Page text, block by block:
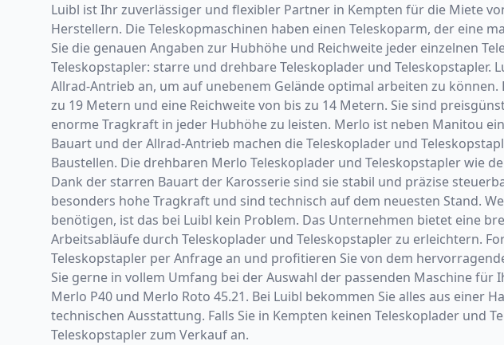
Luibl ist Ihr zuverlässiger und flexibler Partner in Kempten für die Miete
Herstellern. Die Teleskopmaschinen haben einen Teleskoparm, der eine
Sie die genauen Angaben zur Hubhöhe und Reichweite jeder einzelnen
Teleskopstapler: starre und drehbare Teleskoplader und
Allrad-Antrieb an, um auf unebenem Gelände optimal arbeiten zu
zu 19 Metern und eine Reichweite von bis zu 14 Metern. Sie sind
enorme Tragkraft in jeder Hubhöhe zu leisten. Merlo ist neben Manitou
Bauart und der Allrad-Antrieb machen die Teleskoplader und
Baustellen. Die drehbaren Merlo Teleskoplader und Teleskopstapler wie
Dank der starren Bauart der Karosserie sind sie stabil und präzise
besonders hohe Tragkraft und sind technisch auf dem neuesten Stand.
benötigen, ist das bei Luibl kein Problem. Das Unternehmen bietet eine
Arbeitsabläufe durch Teleskoplader und Teleskopstapler zu erleichtern.
Teleskopstapler per Anfrage an und profitieren Sie von dem
Sie gerne in vollem Umfang bei der Auswahl der passenden Maschine
Merlo P40 und Merlo Roto 45.21. Bei Luibl bekommen Sie alles aus
technischen Ausstattung. Falls Sie in Kempten keinen Teleskoplader und
Teleskopstapler zum Verkauf an.